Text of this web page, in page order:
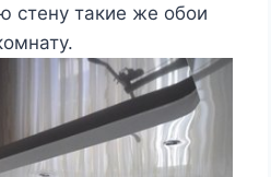
стену такие же обои